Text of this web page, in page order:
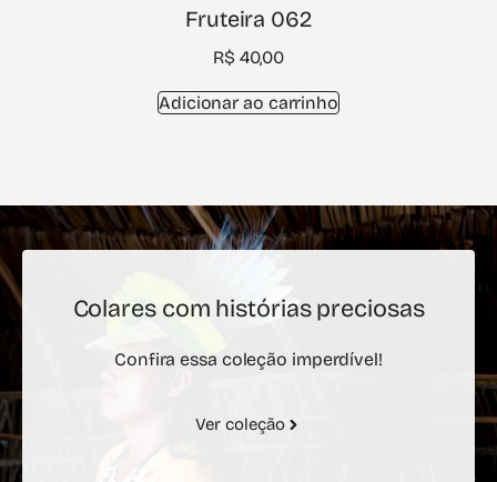
Fruteira 062
R$ 40,00
Adicionar ao carrinho
Colares com histórias preciosas
Confira essa coleção imperdível!
Ver coleção